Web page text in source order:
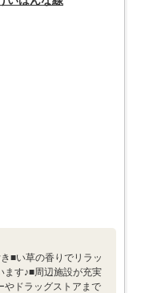
■い草の香りでリラッ
ます♪■周辺施設が充実
ドラッグストアまで